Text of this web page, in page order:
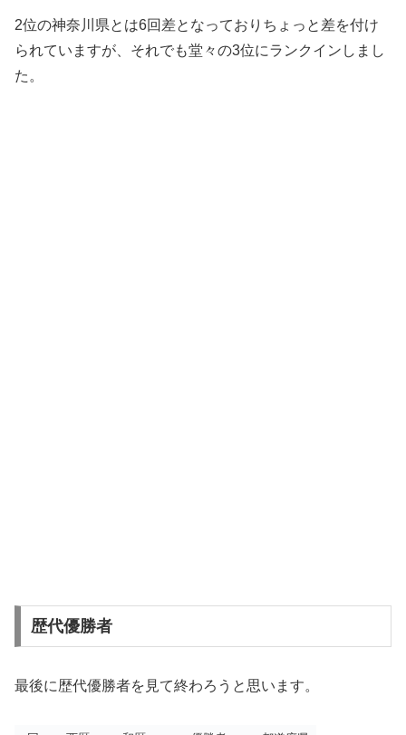
2位の神奈川県とは6回差となっておりちょっと差を付け
られていますが、それでも堂々の3位にランクインしまし
た。
歴代優勝者
最後に歴代優勝者を見て終わろうと思います。